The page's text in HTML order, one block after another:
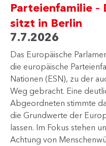
Parteienfamilie –
sitzt in Berlin
7.7.2026
Das Europäische
die europäische
Nationen (ESN), zu der
Weg gebracht. Eine
Abgeordneten stimmte
die Grundwerte der
lassen. Im Fokus stehen
Achtung von